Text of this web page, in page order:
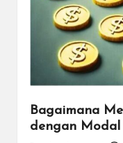
Bagaimana
dengan